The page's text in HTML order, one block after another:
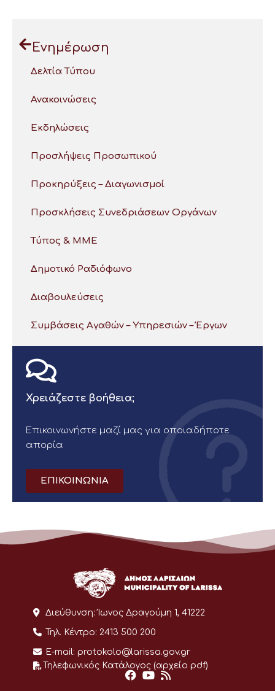
Ενημέρωση
Δελτία Τύπου
Ανακοινώσεις
Εκδηλώσεις
Προσλήψεις Προσωπικού
Προκηρύξεις – Διαγωνισμοί
Προσκλήσεις Συνεδριάσεων Οργάνων
Τύπος & ΜΜΕ
Δημοτικό Ραδιόφωνο
Διαβουλεύσεις
Συμβάσεις Αγαθών – Υπηρεσιών – Έργων
Χρειάζεστε βοήθεια;
Επικοινωνήστε μαζί μας για οποιαδήποτε
απορία
ΕΠΙΚΟΙΝΩΝΙΑ
Διεύθυνση: Ίωνος Δραγούμη 1, 41222
Τηλ. Κέντρο: 2413 500 200
E-mail: protokolo@larissa.gov.gr
Τηλεφωνικός Κατάλογος (αρχείο pdf)